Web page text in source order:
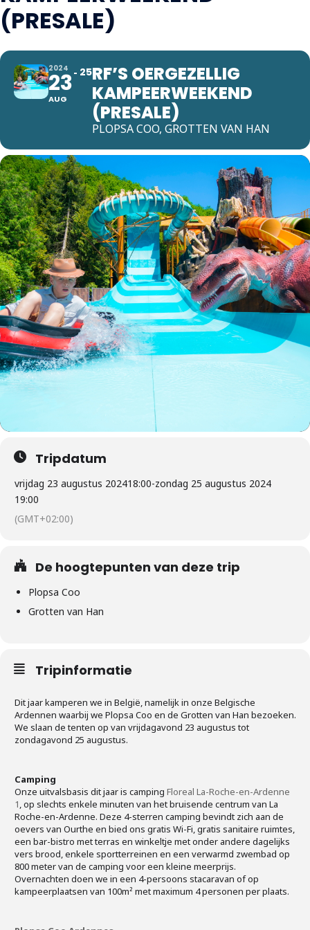
(PRESALE)
2024
23
AUG
25RF’S OERGEZELLIG
KAMPEERWEEKEND
(PRESALE)
PLOPSA COO, GROTTEN VAN HAN
Tripdatum
vrijdag 23 augustus 202418:00-zondag 25 augustus 2024
19:00
(GMT+02:00)
De hoogtepunten van deze trip
Plopsa Coo
Grotten van Han
Tripinformatie
Dit jaar kamperen we in België, namelijk in onze Belgische
Ardennen waarbij we Plopsa Coo en de Grotten van Han bezoeken.
We slaan de tenten op van vrijdagavond 23 augustus tot
zondagavond 25 augustus.
Camping
Onze uitvalsbasis dit jaar is camping Floreal La-Roche-en-Ardenne
1, op slechts enkele minuten van het bruisende centrum van La
Roche-en-Ardenne. Deze 4-sterren camping bevindt zich aan de
oevers van Ourthe en bied ons gratis Wi-Fi, gratis sanitaire ruimtes,
een bar-bistro met terras en winkeltje met onder andere dagelijks
vers brood, enkele sportterreinen en een verwarmd zwembad op
800 meter van de camping voor een kleine meerprijs.
Overnachten doen we in een 4-persoons stacaravan of op
kampeerplaatsen van 100m² met maximum 4 personen per plaats.